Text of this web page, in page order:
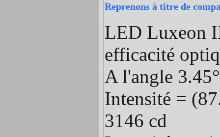
Reprenons à titre de
LED Luxeon
efficacité
A l'angle
Intensité =
3146 cd